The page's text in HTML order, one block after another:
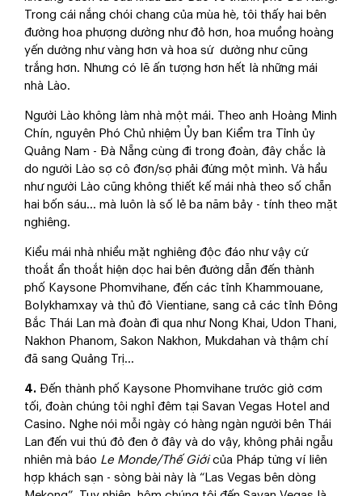
Trong cái nắng chói chang của mùa hè, tôi thấy hai bên
đường hoa phượng dường như đỏ hơn, hoa muồng hoàng
yến dường như vàng hơn và hoa sứ dường như cũng
trắng hơn. Nhưng có lẽ ấn tượng hơn hết là những mái
nhà Lào.
Người Lào không làm nhà một mái. Theo anh Hoàng Minh
Chín, nguyên Phó Chủ nhiệm Ủy ban Kiểm tra Tỉnh ủy
Quảng Nam - Đà Nẵng cùng đi trong đoàn, đây chắc là
do người Lào sợ cô đơn/sợ phải đứng một mình. Và hầu
như người Lào cũng không thiết kế mái nhà theo số chẵn
hai bốn sáu… mà luôn là số lẻ ba năm bảy - tính theo mặt
nghiêng.
Kiểu mái nhà nhiều mặt nghiêng độc đáo như vậy cứ
thoắt ẩn thoắt hiện dọc hai bên đường dẫn đến thành
phố Kaysone Phomvihane, đến các tỉnh Khammouane,
Bolykhamxay và thủ đô Vientiane, sang cả các tỉnh Đông
Bắc Thái Lan mà đoàn đi qua như Nong Khai, Udon Thani,
Nakhon Phanom, Sakon Nakhon, Mukdahan và thậm chí
đã sang Quảng Trị…
4. Đến thành phố Kaysone Phomvihane trước giờ cơm
tối, đoàn chúng tôi nghỉ đêm tại Savan Vegas Hotel and
Casino. Nghe nói mỗi ngày có hàng ngàn người bên Thái
Lan đến vui thú đỏ đen ở đây và do vậy, không phải ngẫu
nhiên mà báo Le Monde/Thế Giớicủa Pháp từng ví liên
hợp khách sạn - sòng bài này là “Las Vegas bên dòng